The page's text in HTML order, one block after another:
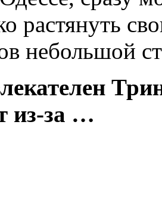
растянуть
небольшой
из-за …